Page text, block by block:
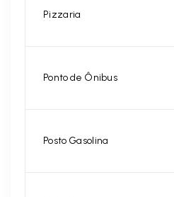
Pizzaria
Ponto de Ônibus
Posto Gasolina